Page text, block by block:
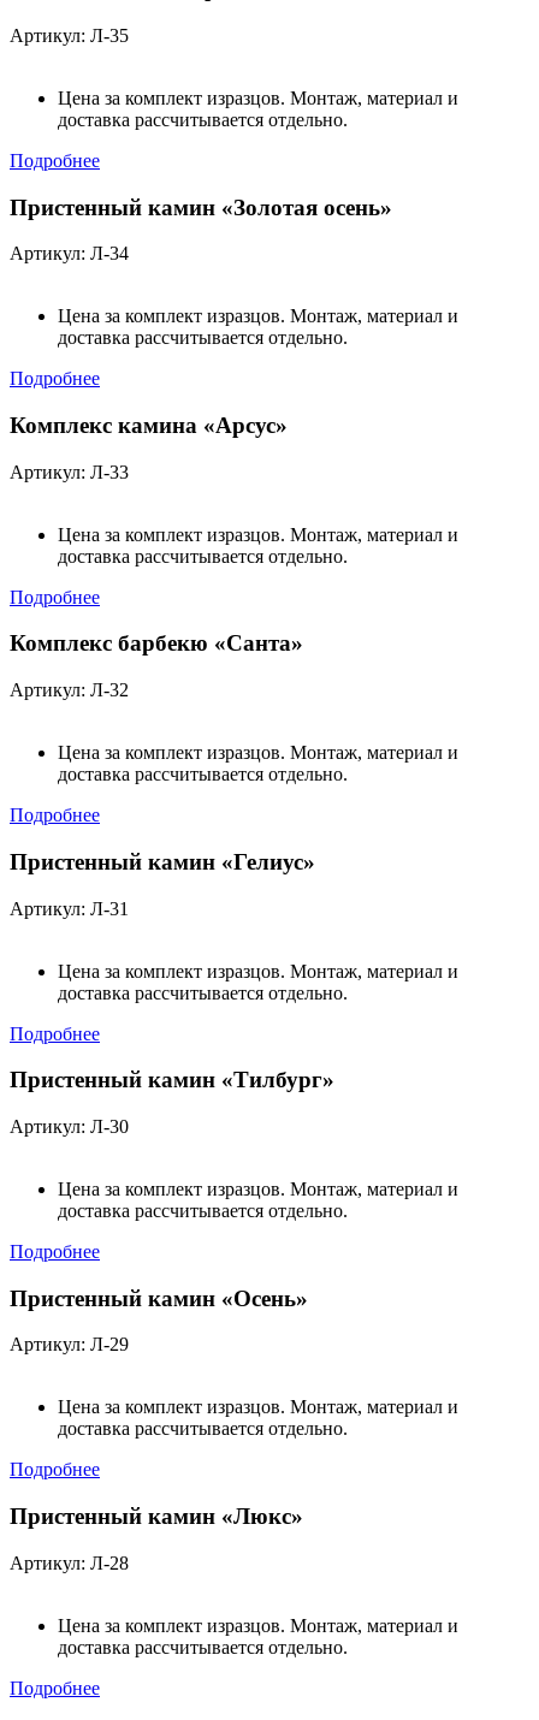
Артикул: Л-35
Цена за комплект изразцов. Монтаж, материал и
доставка рассчитывается отдельно.
Подробнее
Пристенный камин «Золотая осень»
Артикул: Л-34
Цена за комплект изразцов. Монтаж, материал и
доставка рассчитывается отдельно.
Подробнее
Комплекс камина «Арсус»
Артикул: Л-33
Цена за комплект изразцов. Монтаж, материал и
доставка рассчитывается отдельно.
Подробнее
Комплекс барбекю «Санта»
Артикул: Л-32
Цена за комплект изразцов. Монтаж, материал и
доставка рассчитывается отдельно.
Подробнее
Пристенный камин «Гелиус»
Артикул: Л-31
Цена за комплект изразцов. Монтаж, материал и
доставка рассчитывается отдельно.
Подробнее
Пристенный камин «Тилбург»
Артикул: Л-30
Цена за комплект изразцов. Монтаж, материал и
доставка рассчитывается отдельно.
Подробнее
Пристенный камин «Осень»
Артикул: Л-29
Цена за комплект изразцов. Монтаж, материал и
доставка рассчитывается отдельно.
Подробнее
Пристенный камин «Люкс»
Артикул: Л-28
Цена за комплект изразцов. Монтаж, материал и
доставка рассчитывается отдельно.
Подробнее